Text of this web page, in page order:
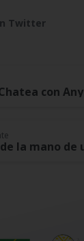
Twitter
con Any